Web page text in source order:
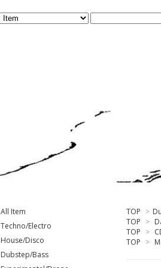
TOP >
TOP >
TOP >
TOP >
All Item
Techno/Electro
House/Disco
Dubstep/Bass